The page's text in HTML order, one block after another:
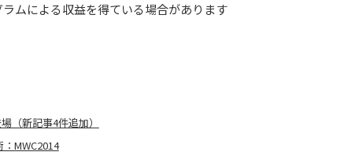
ムによる収益を得ている場合があります
（新記事4件追加）
MWC2014